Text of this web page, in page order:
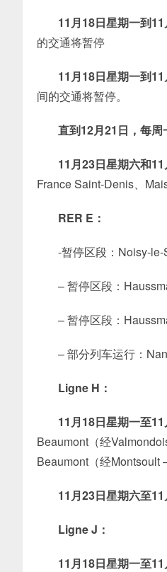
11月18日星期一到
的交通将暂停
11月18日星期一到
间的交通将暂停。
直到12月21日，每
11月23日星期六和11
France Saint-Denis、
RER E：
-暂停区段：Noisy-le-
– 暂停区段：
– 暂停区段：
– 部分列车运行：
Ligne H：
11月18日星期一至
Beaumont（经
Beaumont（经Montsoult
11月23日星期六至
Ligne J：
11月18日星期一至